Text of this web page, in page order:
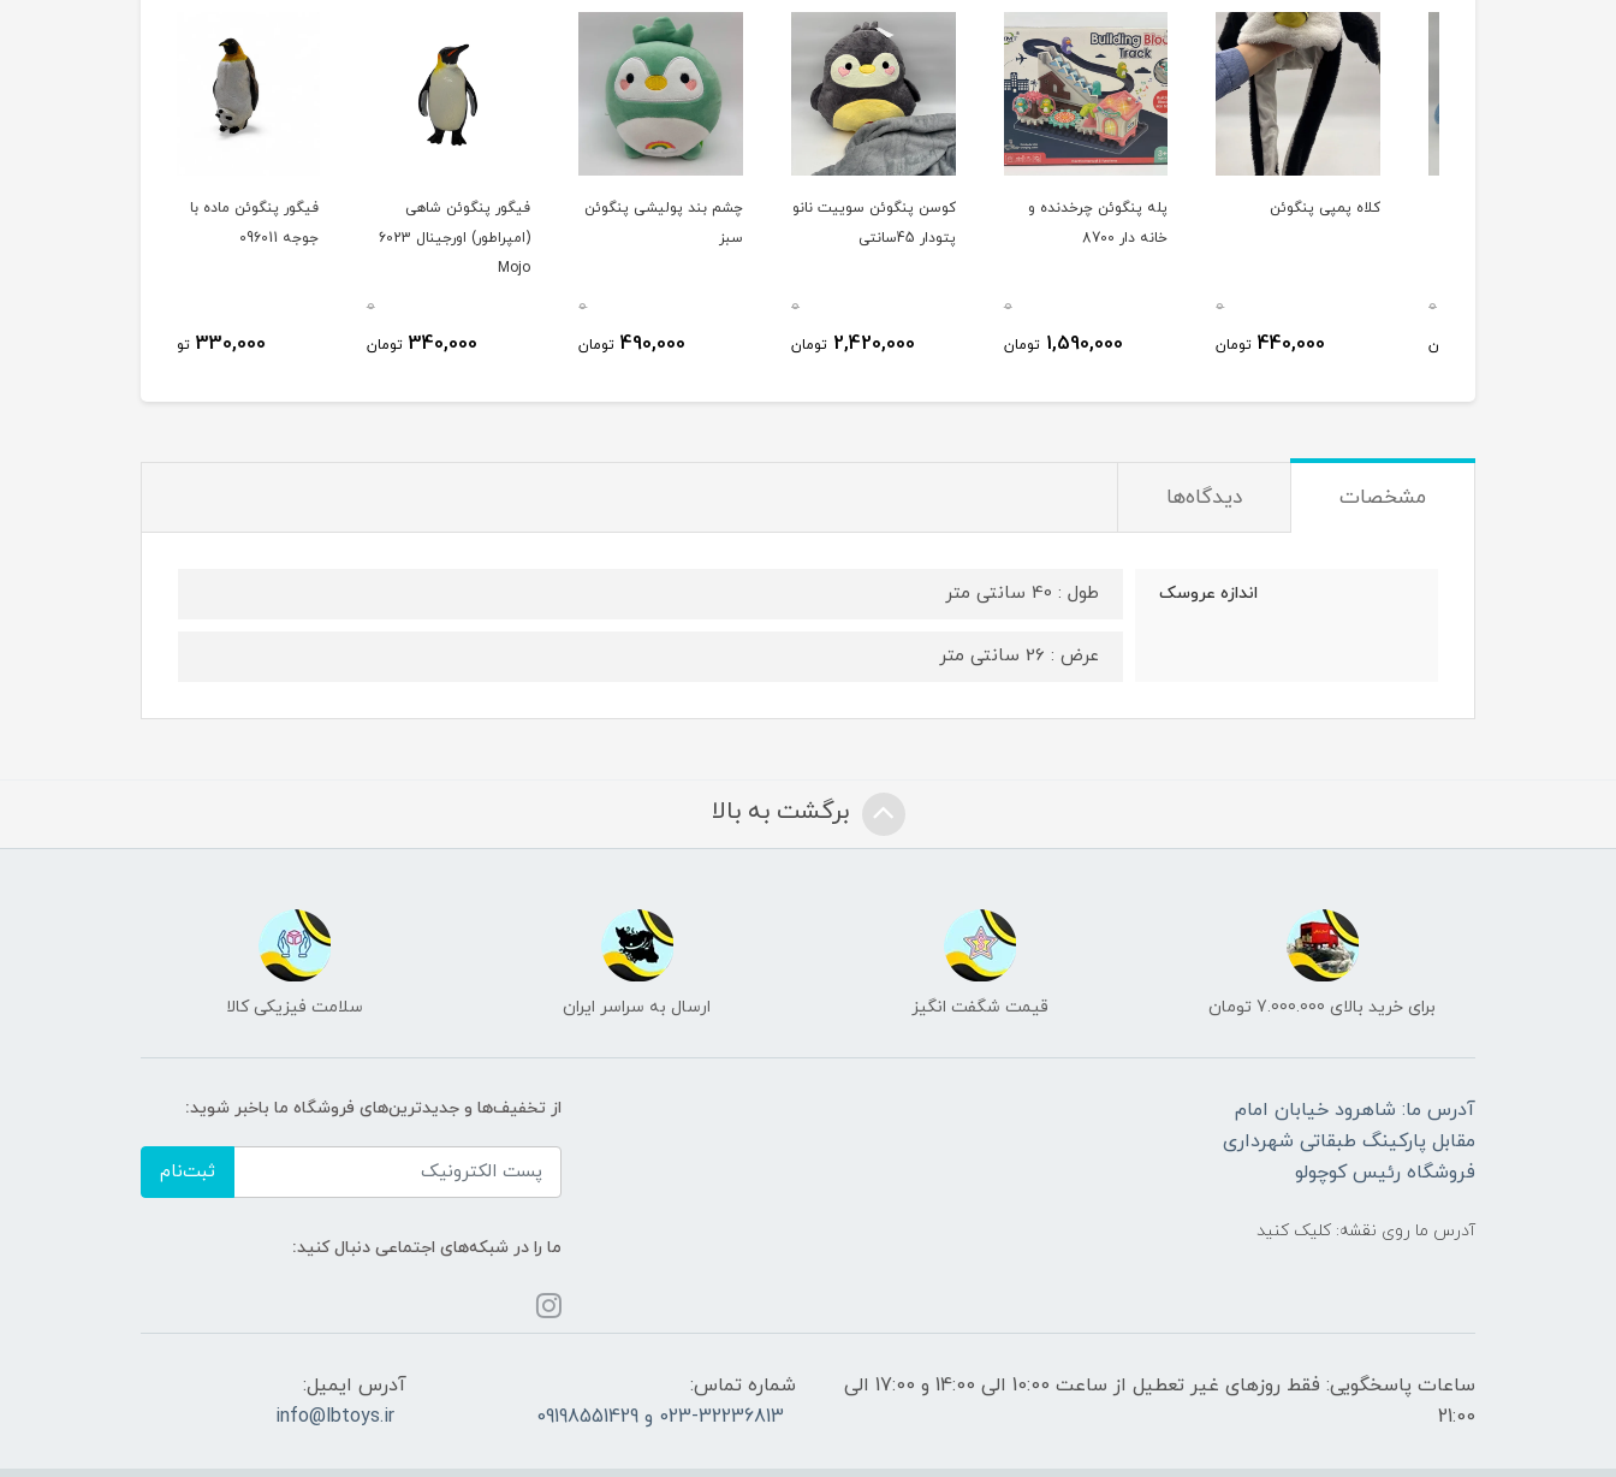
کلاه پمپی پنگوئن
440,000 تومان
پله پنگوئن چرخدنده و
خانه دار 8700
1,590,000 تومان
کوسن پنگوئن سوییت نانو
2,420,000 تومان
چشم بند پولیشی پنگوئن
490,000 تومان
فیگور پنگوئن شاهی
(امپراطور) اورجینال 6023
340,000 تومان
فیگور پنگوئن ماده با
330,000 تومان
مشخصات دیدگاه‌ها
اندازه عروسک طول : 40 سانتی متر
عرض : 26 سانتی متر
برگشت به بالا
برای خرید بالای 7.000.000 تومان قیمت شگفت انگیز ارسال به سراسر ایران سلامت فیزیکی کالا
آدرس ما: شاهرود خیابان امام
مقابل پارکینگ طبقاتی شهرداری
فروشگاه رئیس کوچولو
آدرس ما روی نقشه: کلیک کنید
از تخفیف‌ها و جدیدترین‌های فروشگاه ما باخبر شوید:
ثبت‌نام
ما را در شبکه‌های اجتماعی دنبال کنید:
ساعات پاسخگویی: فقط روزهای غیر تعطیل از ساعت 10:00 الی 14:00 و 17:00 الی
21:00
شماره تماس:
023-32236813 و 09198551429
آدرس ایمیل:
info@lbtoys.ir